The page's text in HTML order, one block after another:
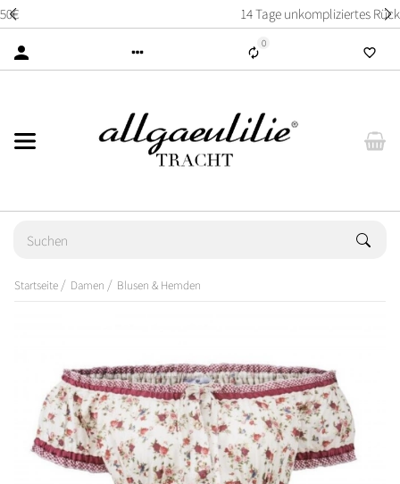
14 Tage unkompliziertes Rückgaberecht
0
Startseite Damen Blusen & Hemden